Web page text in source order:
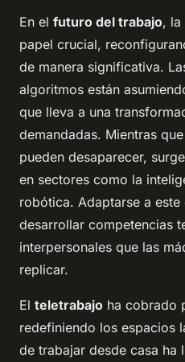
En el futuro del trabajo, la
papel crucial,
de manera significativa.
algoritmos están
que lleva a una
demandadas. Mientras
pueden desaparecer,
en sectores como la
robótica. Adaptarse a
desarrollar competencias
interpersonales que las
replicar.
El teletrabajo ha cobrado
redefiniendo los espacios
de trabajar desde casa ha